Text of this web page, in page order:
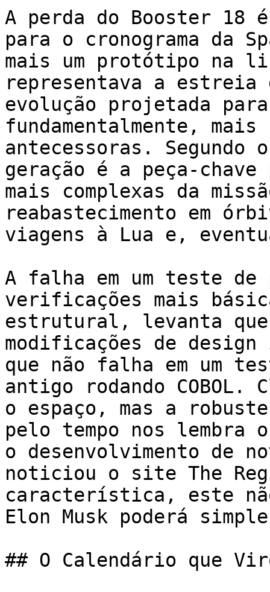
A perda do Booster
para o cronograma da
mais um protótipo na
representava a estreia
evolução projetada
fundamentalmente,
antecessoras. Segundo
geração é a peça-
mais complexas da
reabastecimento em
viagens à Lua e,
A falha em um teste de
verificações mais
estrutural, levanta
modificações de design
que não falha em um
antigo rodando
o espaço, mas a
pelo tempo nos lembra
o desenvolvimento de
noticiou o site The
característica, este
Elon Musk poderá
## O Calendário que